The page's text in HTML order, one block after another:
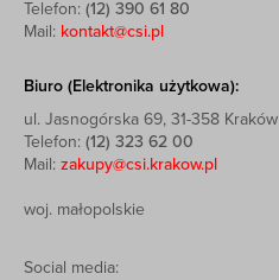
Telefon: (12) 390 61 80
Mail: kontakt@csi.pl
Biuro (Elektronika użytkowa):
ul. Jasnogórska 69, 31-358 Kraków
Telefon: (12) 323 62 00
Mail: zakupy@csi.krakow.pl
woj. małopolskie
Social media: